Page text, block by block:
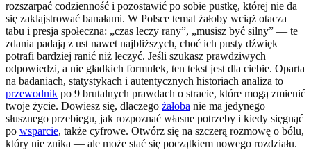
rozszarpać codzienność i pozostawić po sobie pustkę, której nie da
się zaklajstrować banałami. W Polsce temat żałoby wciąż otacza
tabu i presja społeczna: „czas leczy rany”, „musisz być silny” — te
zdania padają z ust nawet najbliższych, choć ich pusty dźwięk
potrafi bardziej ranić niż leczyć. Jeśli szukasz prawdziwych
odpowiedzi, a nie gładkich formułek, ten tekst jest dla ciebie. Oparta
na badaniach, statystykach i autentycznych historiach analiza to
przewodnik po 9 brutalnych prawdach o stracie, które mogą zmienić
twoje życie. Dowiesz się, dlaczego żałoba nie ma jedynego
słusznego przebiegu, jak rozpoznać własne potrzeby i kiedy sięgnąć
po wsparcie, także cyfrowe. Otwórz się na szczerą rozmowę o bólu,
który nie znika — ale może stać się początkiem nowego rozdziału.